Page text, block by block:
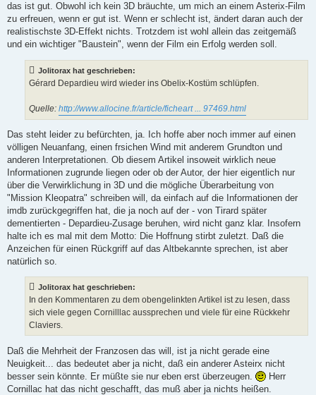
das ist gut. Obwohl ich kein 3D bräuchte, um mich an einem Asterix-Film
zu erfreuen, wenn er gut ist. Wenn er schlecht ist, ändert daran auch der
realistischste 3D-Effekt nichts. Trotzdem ist wohl allein das zeitgemäß
und ein wichtiger "Baustein", wenn der Film ein Erfolg werden soll.
Jolitorax hat geschrieben:
Gérard Depardieu wird wieder ins Obelix-Kostüm schlüpfen.
Quelle: http://www.allocine.fr/article/ficheart ... 97469.html
Das steht leider zu befürchten, ja. Ich hoffe aber noch immer auf einen
völligen Neuanfang, einen frsichen Wind mit anderem Grundton und
anderen Interpretationen. Ob diesem Artikel insoweit wirklich neue
Informationen zugrunde liegen oder ob der Autor, der hier eigentlich nur
über die Verwirklichung in 3D und die mögliche Überarbeitung von
"Mission Kleopatra" schreiben will, da einfach auf die Informationen der
imdb zurückgegriffen hat, die ja noch auf der - von Tirard später
dementierten - Depardieu-Zusage beruhen, wird nicht ganz klar. Insofern
halte ich es mal mit dem Motto: Die Hoffnung stirbt zuletzt. Daß die
Anzeichen für einen Rückgriff auf das Altbekannte sprechen, ist aber
natürlich so.
Jolitorax hat geschrieben:
In den Kommentaren zu dem obengelinkten Artikel ist zu lesen, dass
sich viele gegen Cornilllac aussprechen und viele für eine Rückkehr
Claviers.
Daß die Mehrheit der Franzosen das will, ist ja nicht gerade eine
Neuigkeit... das bedeutet aber ja nicht, daß ein anderer Asteirx nicht
besser sein könnte. Er müßte sie nur eben erst überzeugen.
Herr
Cornillac hat das nicht geschafft, das muß aber ja nichts heißen.